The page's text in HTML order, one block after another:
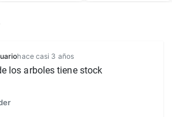
hace casi 3 años
los arboles tiene stock